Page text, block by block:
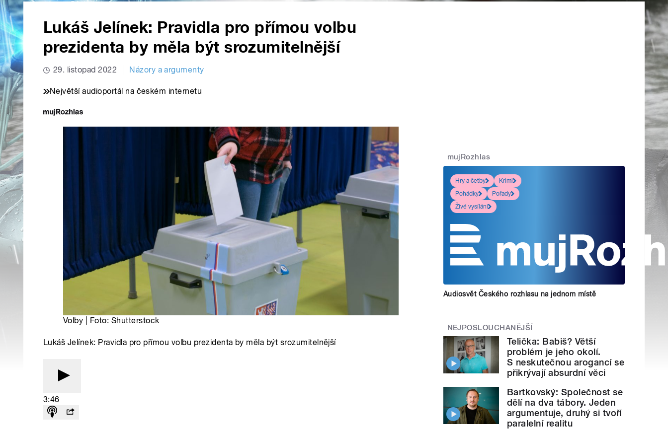
Lukáš Jelínek: Pravidla pro přímou volbu
prezidenta by měla být srozumitelnější
29. listopad 2022 Názory a argumenty
Největší audioportál na českém internetu
Volby | Foto: Shutterstock
Lukáš Jelínek: Pravidla pro přímou volbu prezidenta by měla být srozumitelnější
3:46
mujRozhlas
Hry a četby
Krimi
Pohádky
Pořady
Živé vysílání
Audiosvět Českého rozhlasu na jednom místě
NEJPOSLOUCHANĚJŠÍ
Telička: Babiš? Větší
problém je jeho okolí.
S neskutečnou arogancí se
přikrývají absurdní věci
Bartkovský: Společnost se
dělí na dva tábory. Jeden
argumentuje, druhý si tvoří
paralelní realitu